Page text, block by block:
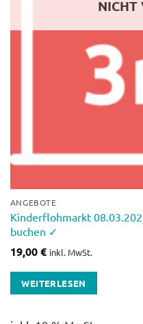
NICHT
ANGEBOTE
Kinderflohmarkt
buchen ✓
19,00€ inkl. MwSt.
WEITERLESEN